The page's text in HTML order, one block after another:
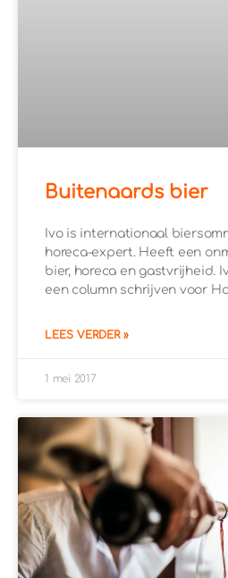
Buitenaards bier
Ivo is internationaal
horeca-expert. Heeft een
bier, horeca en gastvrijheid.
een column schrijven voor
LEES VERDER »
1 mei 2017